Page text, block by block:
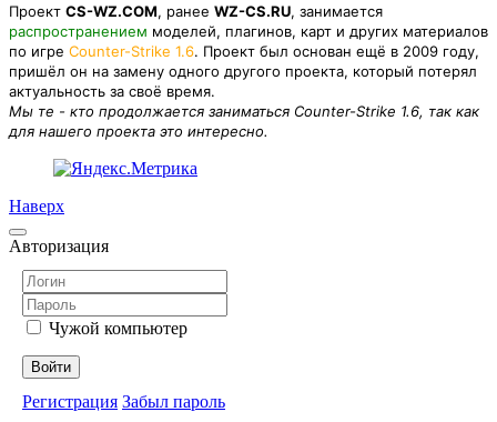
Проект CS-WZ.COM, ранее WZ-CS.RU, занимается
распространением моделей, плагинов, карт и других материалов
по игре Counter-Strike 1.6. Проект был основан ещё в 2009 году,
пришёл он на замену одного другого проекта, который потерял
актуальность за своё время.
Мы те - кто продолжается заниматься Counter-Strike 1.6, так как
для нашего проекта это интересно.
Наверх
Авторизация
Чужой компьютер
Войти
Регистрация Забыл пароль